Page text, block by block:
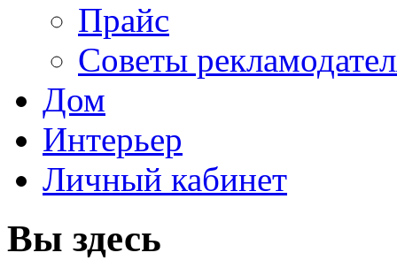
Прайс
Советы
Дом
Интерьер
Личный кабинет
Вы здесь